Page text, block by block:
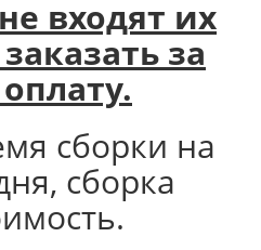
входят их
за
сборки на
сборка